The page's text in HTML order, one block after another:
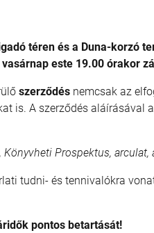
téren és a Duna-korzó
este 19.00 órakor
szerződés nemcsak az
is. A szerződés
Prospektus,
tudni- és tennivalókra
pontos betartását!